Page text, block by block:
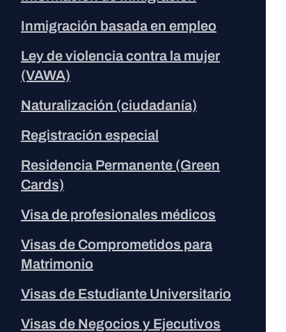
Inmigración basada en empleo
Ley de violencia contra la mujer
(VAWA)
Naturalización (ciudadanía)
Registración especial
Residencia Permanente (Green
Cards)
Visa de profesionales médicos
Visas de Comprometidos para
Matrimonio
Visas de Estudiante Universitario
Visas de Negocios y Ejecutivos